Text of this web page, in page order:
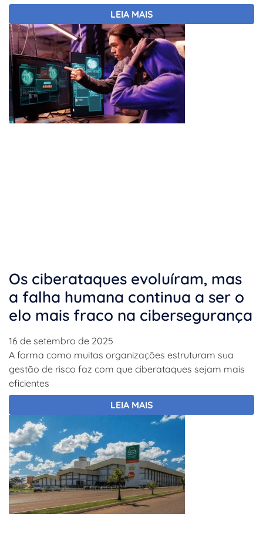
LEIA MAIS
Os ciberataques evoluíram, mas
a falha humana continua a ser o
elo mais fraco na cibersegurança
16 de setembro de 2025
A forma como muitas organizações estruturam sua
gestão de risco faz com que ciberataques sejam mais
eficientes
LEIA MAIS